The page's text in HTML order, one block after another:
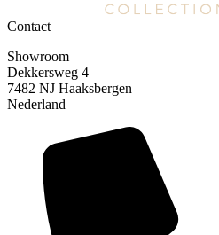
Contact
Showroom
Dekkersweg 4
7482 NJ Haaksbergen
Nederland